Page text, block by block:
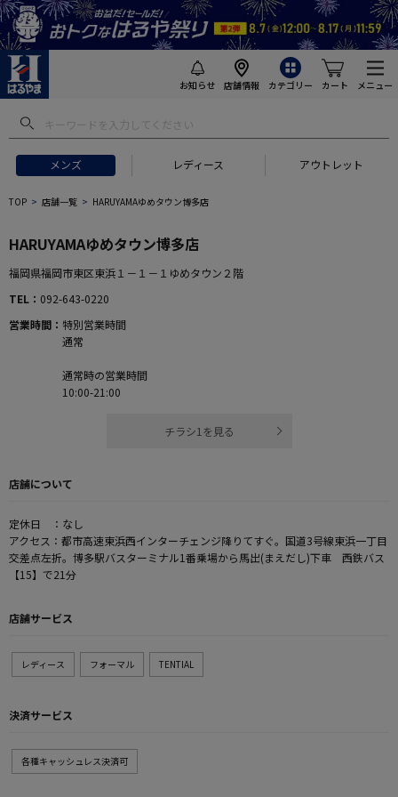
お知らせ 店舗情報 カテゴリー カート メニュー
メンズ レディース アウトレット
TOP 店舗一覧 HARUYAMAゆめタウン博多店
HARUYAMAゆめタウン博多店
福岡県福岡市東区東浜１－１－１ゆめタウン２階
TEL
092-643-0220
営業時間
特別営業時間
通常
通常時の営業時間
10:00-21:00
チラシ1を見る
店舗について
定休日 ：なし
アクセス：都市高速東浜西インターチェンジ降りてすぐ。国道3号線東浜一丁目
交差点左折。博多駅バスターミナル1番乗場から馬出(まえだし)下車 西鉄バス
【15】で21分
店舗サービス
レディース フォーマル TENTIAL
決済サービス
各種キャッシュレス決済可